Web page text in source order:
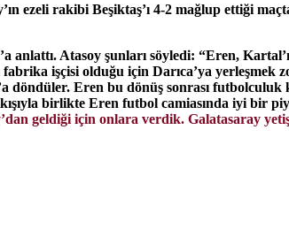
ezeli rakibi Beşiktaş’ı 4-2 mağlup ettiği
Atasoy şunları söyledi: “Eren,
fabrika işçisi olduğu için Darıca’ya yerleşmek
döndüler. Eren bu dönüş sonrası futbolculuk
birlikte Eren futbol camiasında iyi bir
geldiği için onlara verdik. Galatasaray